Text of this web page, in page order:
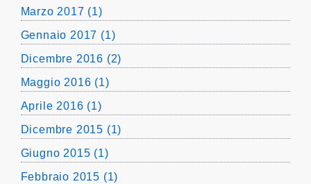
Marzo 2017 (1)
Gennaio 2017 (1)
Dicembre 2016 (2)
Maggio 2016 (1)
Aprile 2016 (1)
Dicembre 2015 (1)
Giugno 2015 (1)
Febbraio 2015 (1)